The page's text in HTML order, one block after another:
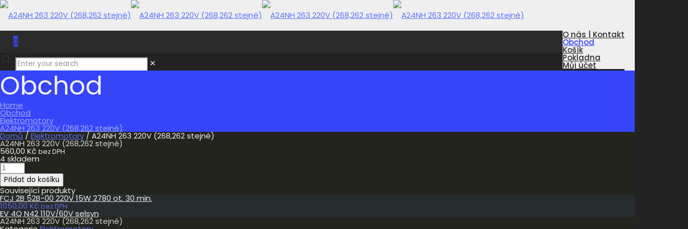
O nás | Kontakt
Obchod
Košík
Pokladna
Můj účet
0
0,00 Kč
✕
Obchod
Home
Obchod
Elektromotory
A24NH 263 220V (268,262 stejné)
Domů / Elektromotory / A24NH 263 220V (268,262 stejné)
A24NH 263 220V (268,262 stejné)
560,00 Kč bez DPH
4 skladem
A24NH
263
220V
(268,262
stejné)
množství
Přidat do košíku
Související produkty
FCJ 2B 52B-00 220V 15W 2780 ot. 30 min.
1050,00 Kč bez DPH
EV 4Q N42 110V/60V selsyn
A24NH 263 220V (268,262 stejné)